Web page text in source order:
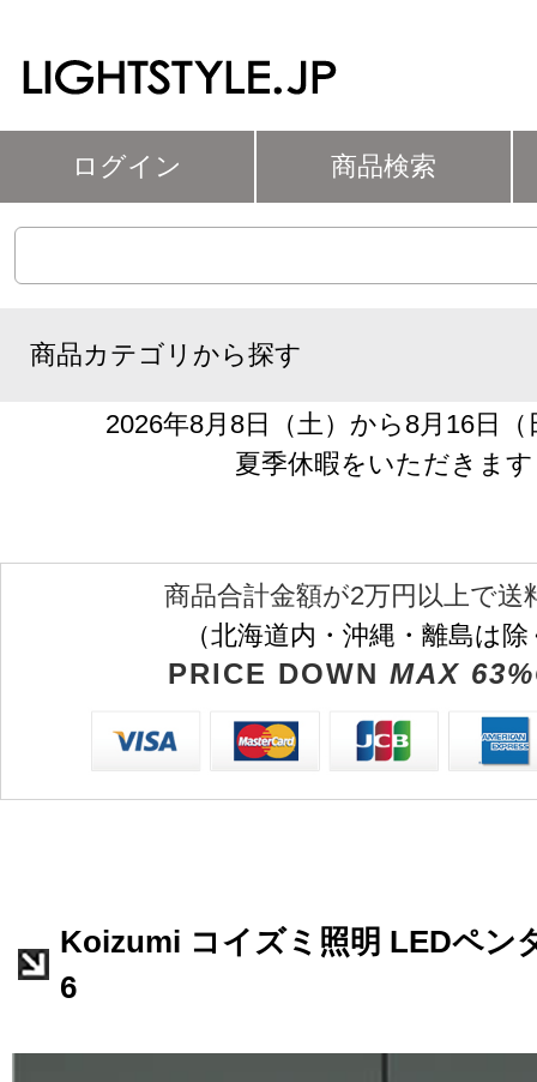
ログイン 商品検索
商品カテゴリから探す
2026年8月8日（土）から8月16日
夏季休暇をいただきます
商品合計金額が2万円以上で送
（北海道内・沖縄・離島は
PRICE DOWN MAX
Koizumi コイズミ照明 LEDペン
6